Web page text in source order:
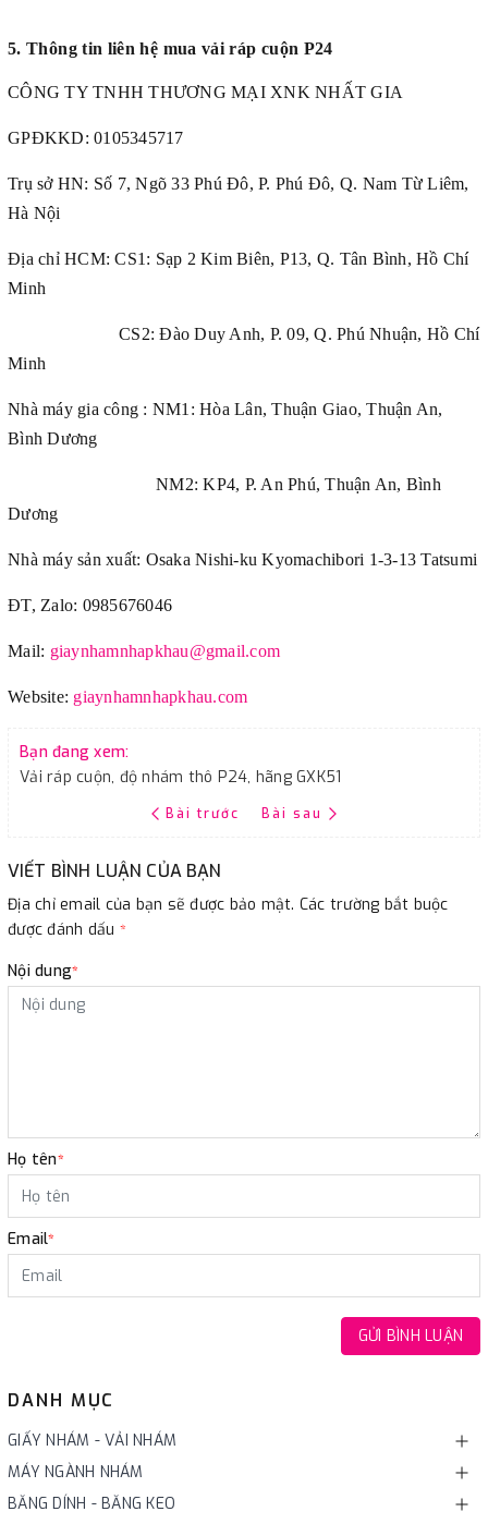
DANH MỤC
GIẤY NHÁM - VẢI NHÁM
MÁY NGÀNH NHÁM
BĂNG DÍNH - BĂNG KEO
5. Thông tin liên hệ mua vải ráp cuộn P24
CÔNG TY TNHH THƯƠNG MẠI XNK NHẤT GIA
GPĐKKD: 0105345717
Trụ sở HN: Số 7, Ngõ 33 Phú Đô, P. Phú Đô, Q. Nam Từ Liêm,
Hà Nội
Địa chỉ HCM: CS1: Sạp 2 Kim Biên, P13, Q. Tân Bình, Hồ Chí
Minh
CS2: Đào Duy Anh, P. 09, Q. Phú Nhuận, Hồ Chí
Minh
Nhà máy gia công : NM1: Hòa Lân, Thuận Giao, Thuận An,
Bình Dương
NM2: KP4, P. An Phú, Thuận An, Bình
Dương
Nhà máy sản xuất: Osaka Nishi-ku Kyomachibori 1-3-13 Tatsumi
ĐT, Zalo: 0985676046
Mail: giaynhamnhapkhau@gmail.com
Website: giaynhamnhapkhau.com
Bạn đang xem:
Vải ráp cuộn, độ nhám thô P24, hãng GXK51
Bài trước Bài sau
VIẾT BÌNH LUẬN CỦA BẠN
Địa chỉ email của bạn sẽ được bảo mật. Các trường bắt buộc
được đánh dấu *
Nội dung*
Họ tên*
Email*
GỬI BÌNH LUẬN